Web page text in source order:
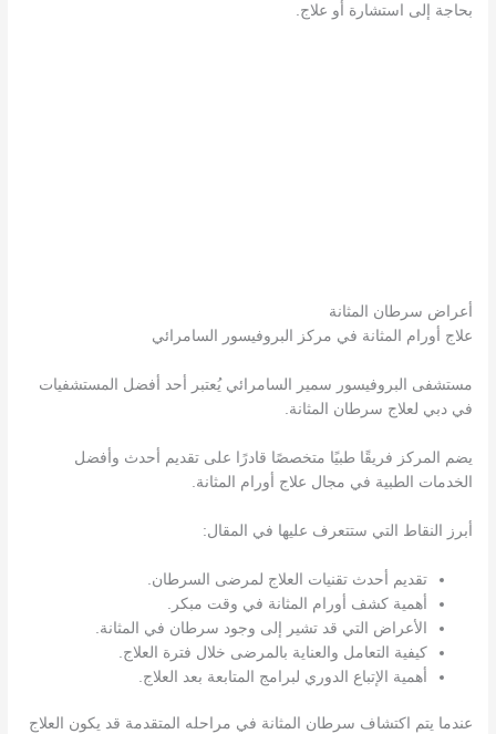
بحاجة إلى استشارة أو علاج.
أعراض سرطان المثانة
علاج أورام المثانة في مركز البروفيسور السامرائي
مستشفى البروفيسور سمير السامرائي يُعتبر أحد أفضل المستشفيات
في دبي لعلاج سرطان المثانة.
يضم المركز فريقًا طبيًا متخصصًا قادرًا على تقديم أحدث وأفضل
الخدمات الطبية في مجال علاج أورام المثانة.
أبرز النقاط التي ستتعرف عليها في المقال:
تقديم أحدث تقنيات العلاج لمرضى السرطان.
أهمية كشف أورام المثانة في وقت مبكر.
الأعراض التي قد تشير إلى وجود سرطان في المثانة.
كيفية التعامل والعناية بالمرضى خلال فترة العلاج.
أهمية الإتباع الدوري لبرامج المتابعة بعد العلاج.
عندما يتم اكتشاف سرطان المثانة في مراحله المتقدمة قد يكون العلاج